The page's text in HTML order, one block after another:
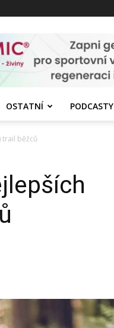
OSTATNÍ PODCASTY
trail běžců